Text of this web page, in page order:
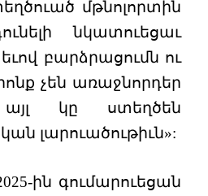
մթնոլորտին
նկատուեցաւ
բարձրացումն ու
չեն առաջնորդեր
այլ կը ստեղծեն
լարուածութիւն»:
ին գումարուեցան